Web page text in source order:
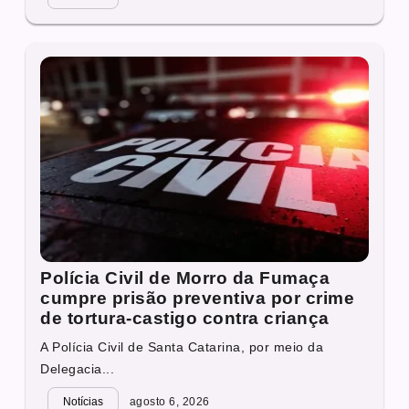
Polícia Civil de Morro da Fumaça
cumpre prisão preventiva por crime
de tortura-castigo contra criança
A Polícia Civil de Santa Catarina, por meio da
Delegacia...
Notícias agosto 6, 2026